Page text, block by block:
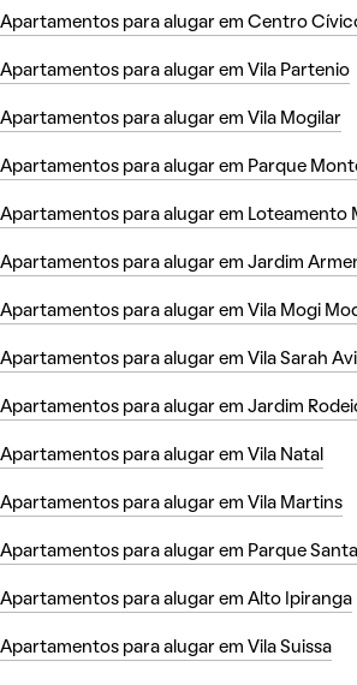
Apartamentos para alugar em Centro
Apartamentos para alugar em Vila Partenio
Apartamentos para alugar em Vila Mogilar
Apartamentos para alugar em Parque
Apartamentos para alugar em Loteamento
Apartamentos para alugar em Jardim
Apartamentos para alugar em Vila Mogi
Apartamentos para alugar em Vila Sarah
Apartamentos para alugar em Jardim
Apartamentos para alugar em Vila Natal
Apartamentos para alugar em Vila Martins
Apartamentos para alugar em Parque
Apartamentos para alugar em Alto Ipiranga
Apartamentos para alugar em Vila Suissa